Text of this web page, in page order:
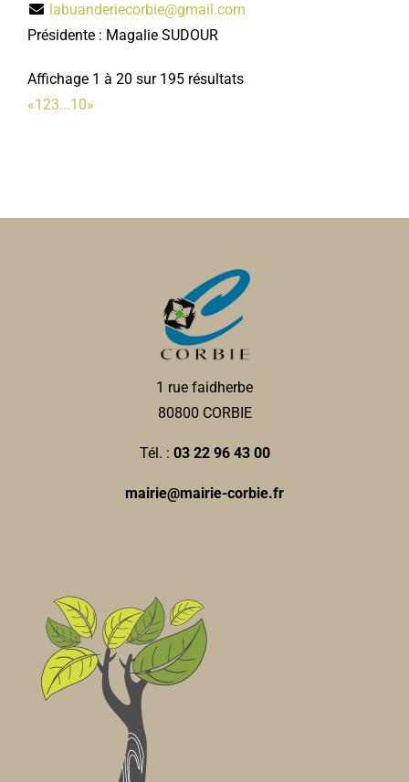
labuanderiecorbie@gmail.com
Présidente : Magalie SUDOUR
Affichage 1 à 20 sur 195 résultats
«123...10»
1 rue faidherbe
80800 CORBIE
Tél. : 03 22 96 43 00
mairie@mairie-corbie.fr